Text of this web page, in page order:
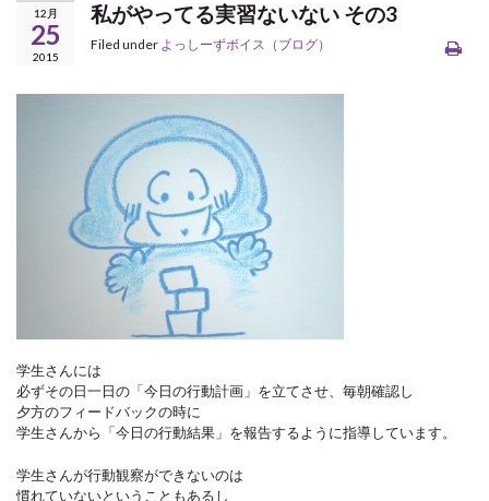
12月
25
2015
私がやってる実習ないない その3
Filed under よっしーずボイス（ブログ）
学生さんには
必ずその日一日の「今日の行動計画」を立てさせ、毎朝確認し
夕方のフィードバックの時に
学生さんから「今日の行動結果」を報告するように指導しています。
学生さんが行動観察ができないのは
慣れていないということもあるし